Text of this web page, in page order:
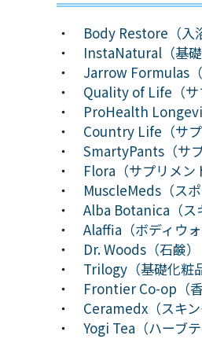
・ Body Restore（入
・ InstaNatural（基礎
・ Jarrow Formulas（
・ Quality of Life（サ
・ ProHealth
・ Country Life（サプ
・ SmartyPants（サ
・ Flora（サプリメン
・ MuscleMeds（ス
・ Alba Botanica（ス
・ Alaffia（ボディウォ
・ Dr. Woods（石鹸）
・ Trilogy（基礎化粧
・ Frontier Co-op（香
・ Ceramedx（スキン
・ Yogi Tea（ハーブテ